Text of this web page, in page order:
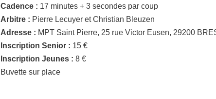
Cadence : 17 minutes + 3 secondes par coup
Arbitre : Pierre Lecuyer et Christian Bleuzen
Adresse : MPT Saint Pierre, 25 rue Victor Eusen, 29200
Inscription Senior : 15 €
Inscription Jeunes : 8 €
Buvette sur place